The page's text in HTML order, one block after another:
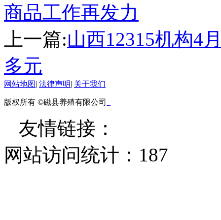
商品工作再发力
上一篇:山西12315机构4
多元
网站地图| 法律声明| 关于我们
版权所有 ©磁县养殖有限公司
友情链接：
网站访问统计： 187